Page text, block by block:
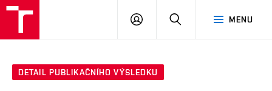
MENU
PŘIHLÁSIT
DETAIL PUBLIKAČNÍHO VÝSLEDKU